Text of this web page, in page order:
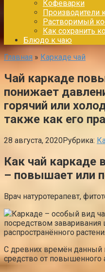
Кофеварки
Производители
Растворимый
Как сохранить
Блюдо к чаю
Главная » Каркаде чай
Чай каркаде
понижает
горячий или
также как его
28 августа, 2020Рубрика:
Как чай каркаде
– повышает или
Врач натуротерапевт,
Каркаде – особый вид
посредством заваривания
распространённого
С древних времён данный
средство от повышенного